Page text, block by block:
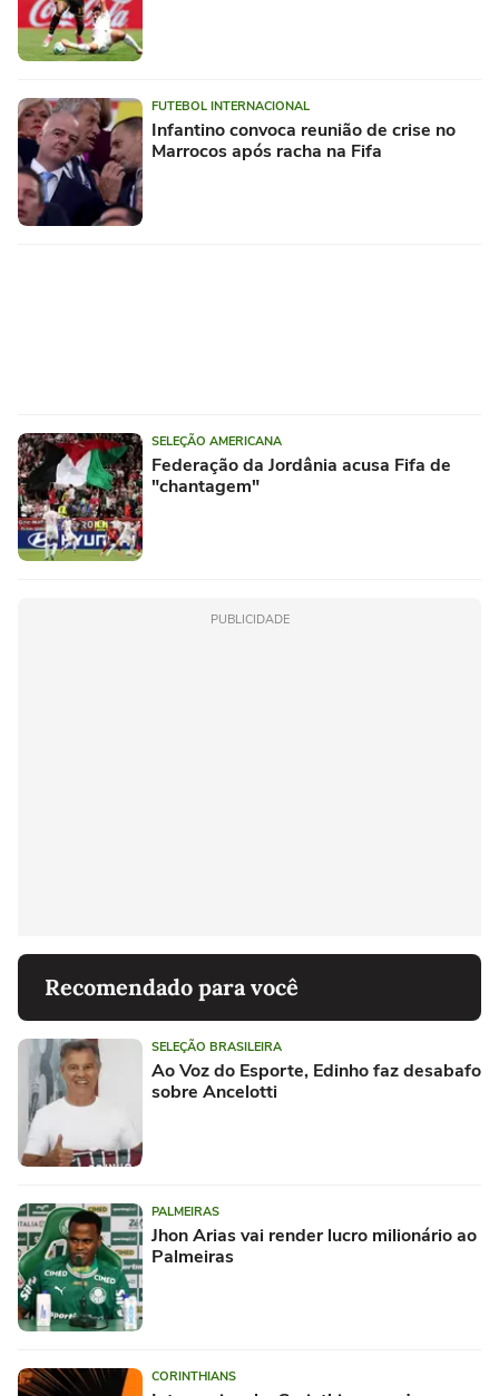
FUTEBOL INTERNACIONAL
Infantino convoca reunião de crise no
Marrocos após racha na Fifa
SELEÇÃO AMERICANA
Federação da Jordânia acusa Fifa de
"chantagem"
PUBLICIDADE
Recomendado para você
SELEÇÃO BRASILEIRA
Ao Voz do Esporte, Edinho faz desabafo
sobre Ancelotti
PALMEIRAS
Jhon Arias vai render lucro milionário ao
Palmeiras
CORINTHIANS